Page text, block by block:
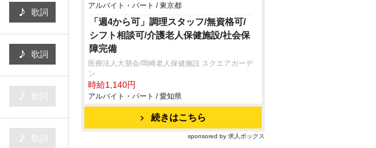
歌詞
歌詞
アルバイト・パート / 東京都
「週4から可」調理スタッフ/無資格可/
シフト相談可/介護老人保健施設/社会保
障完備
医療法人大朋会/岡崎老人保健施設 スクエアガーデ
ン
時給1,140円
アルバイト・パート / 愛知県
続きはこちら
sponsored by 求人ボックス